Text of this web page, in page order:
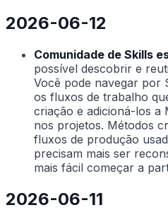
2026-06-12
Comunidade de Skills
possível descobrir e
Você pode navegar por
os fluxos de trabalho
criação e adicioná-los a
nos projetos. Métodos
fluxos de produção
precisam mais ser
mais fácil começar a
2026-06-11